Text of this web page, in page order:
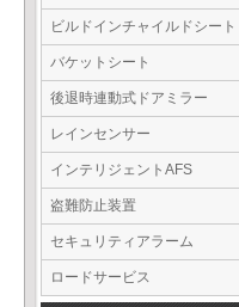
ビルドインチャイルドシート
バケットシート
後退時連動式ドアミラー
レインセンサー
インテリジェントAFS
盗難防止装置
セキュリティアラーム
ロードサービス